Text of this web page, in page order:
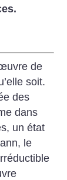
de
soit.
des
dans
un état
le